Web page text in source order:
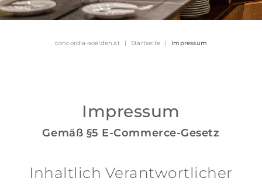
concordia-soelden.at Startseite Impressum
Impressum
Gemäß §5 E-Commerce-Gesetz
Inhaltlich Verantwortlicher